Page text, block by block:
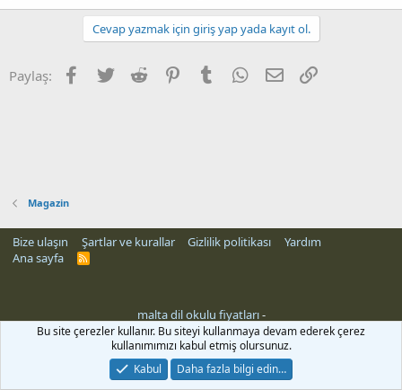
Cevap yazmak için giriş yap yada kayıt ol.
Paylaş: Facebook
Twitter Reddit PinterestTumblr WhatsApp
E-posta
Magazin
Bize ulaşın Şartlar ve kurallar Gizlilik politikası
Yardım
Ana sayfa
R
malta dil okulu fiyatları-
rehber siteleriBu site çerezler kullanır. Bu siteyi kullanmaya devam ederek çerez
kullanımımızı kabul etmiş olursunuz.
Kabul
Daha fazla bilgi edin…